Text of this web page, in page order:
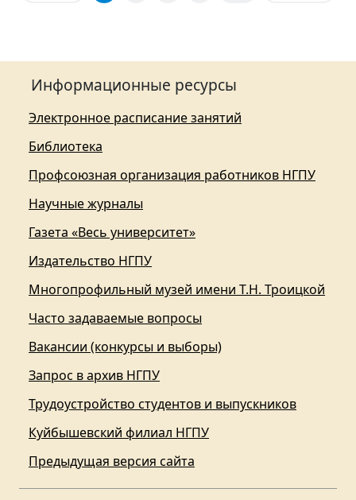
Информационные ресурсы
Электронное расписание занятий
Библиотека
Профсоюзная организация работников НГПУ
Научные журналы
Газета «Весь университет»
Издательство НГПУ
Многопрофильный музей имени Т.Н. Троицкой
Часто задаваемые вопросы
Вакансии (конкурсы и выборы)
Запрос в архив НГПУ
Трудоустройство студентов и выпускников
Куйбышевский филиал НГПУ
Предыдущая версия сайта